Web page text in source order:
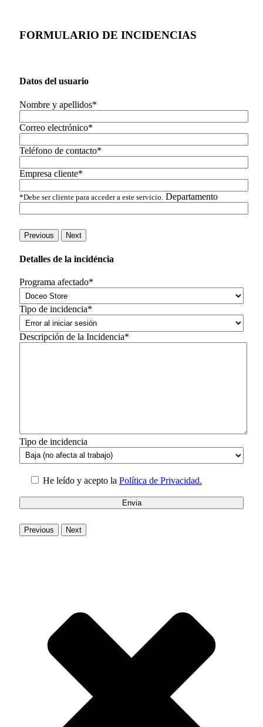
FORMULARIO DE INCIDENCIAS
Datos del usuario
Nombre y apellidos*
Correo electrónico*
Teléfono de contacto*
Empresa cliente*
*Debe ser cliente para acceder a este servicio. Departamento
Previous Next
Detalles de la incidéncia
Programa afectado*
Tipo de incidencia*
Descripción de la Incidencia*
Tipo de incidencia
He leído y acepto la Política de Privacidad.
Previous Next